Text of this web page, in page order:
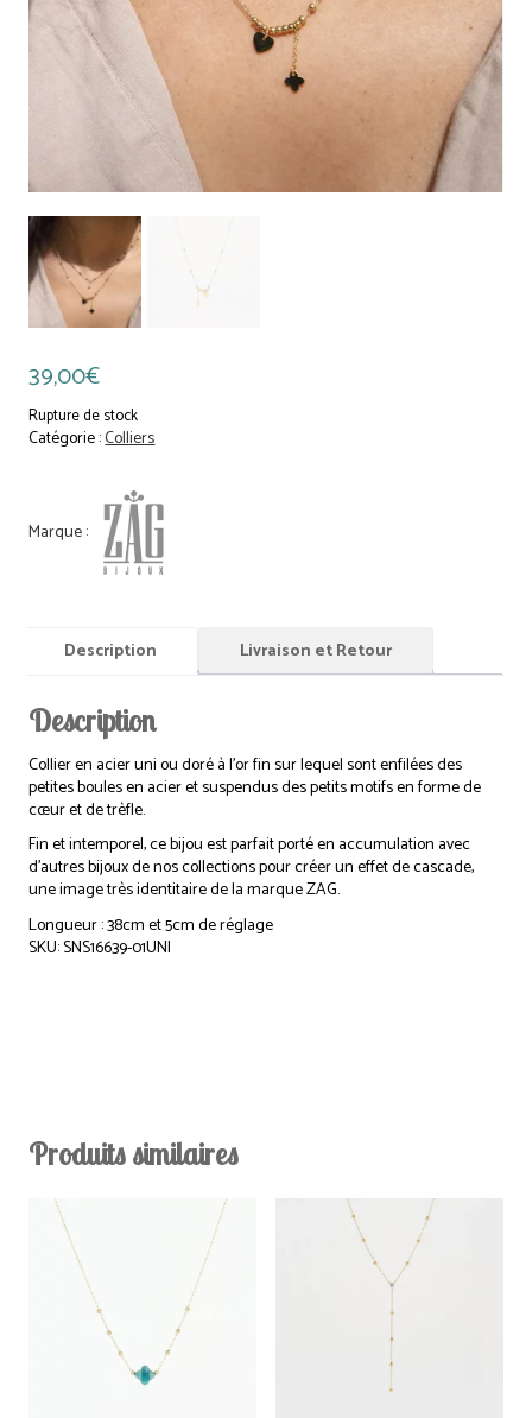
39,00€
Rupture de stock
Catégorie :Colliers
Description Livraison et Retour
Description
Collier en acier uni ou doré à l’or fin sur lequel sont enfilées des
petites boules en acier et suspendus des petits motifs en forme de
cœur et de trèfle.
Fin et intemporel, ce bijou est parfait porté en accumulation avec
d’autres bijoux de nos collections pour créer un effet de cascade,
une image très identitaire de la marque ZAG.
Longueur : 38cm et 5cm de réglage
SKU: SNS16639-01UNI
Produits similaires